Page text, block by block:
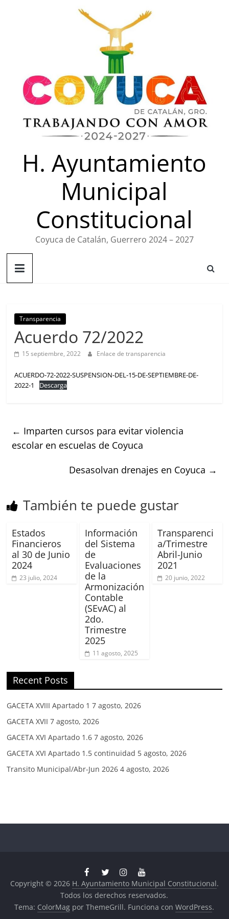
H. Ayuntamiento
Municipal
Constitucional
Coyuca de Catalán, Guerrero 2024 – 2027
Transparencia
Acuerdo 72/2022
15 septiembre, 2022 Enlace de transparencia
ACUERDO-72-2022-SUSPENSION-DEL-15-DE-SEPTIEMBRE-DE-
2022-1
Descarga
← Imparten cursos para evitar violencia
escolar en escuelas de Coyuca
Desasolvan drenajes en Coyuca →
También te puede gustar
Estados
Financieros
al 30 de Junio
2024
23 julio, 2024
Información
del Sistema
de
Evaluaciones
de la
Armonización
Contable
(SEvAC) al
2do.
Trimestre
2025
11 agosto, 2025
Transparenci
a/Trimestre
Abril-Junio
2021
20 junio, 2022
Recent Posts
GACETA XVIII Apartado 1 7 agosto, 2026
GACETA XVII 7 agosto, 2026
GACETA XVI Apartado 1.6 7 agosto, 2026
GACETA XVI Apartado 1.5 continuidad 5 agosto, 2026
Transito Municipal/Abr-Jun 2026 4 agosto, 2026
Copyright © 2026 H. Ayuntamiento Municipal Constitucional.
Todos los derechos reservados.
Tema: ColorMag por ThemeGrill. Funciona conWordPress.